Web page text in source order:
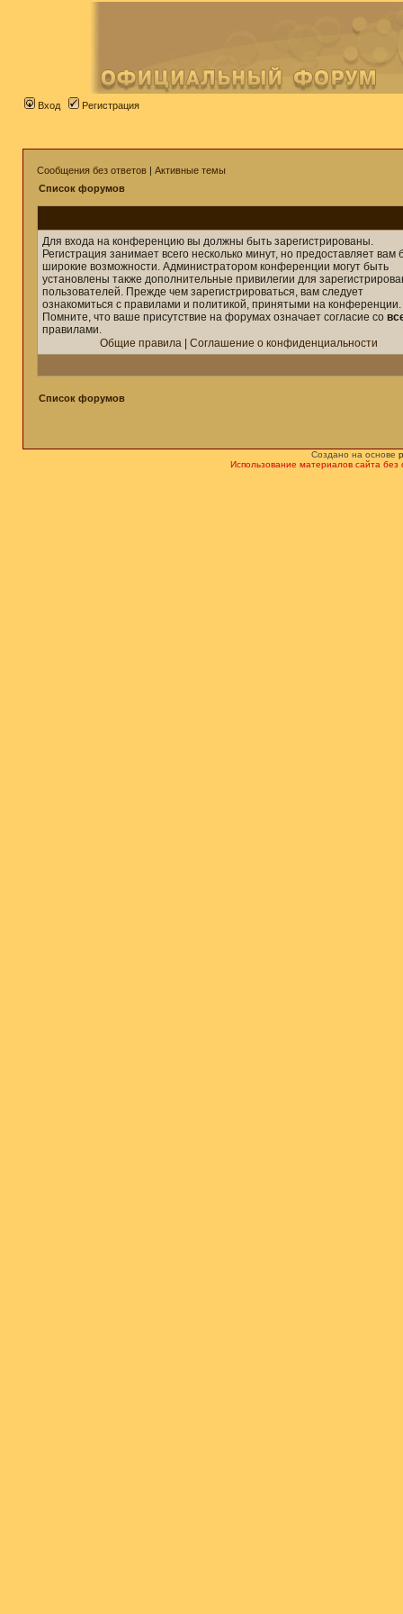
Вход Регистрация
Сообщения без ответов | Активные темы
Список форумов
Для входа на конференцию вы должны быть зарегистрированы.
Регистрация занимает всего несколько минут, но предоставляет вам
широкие возможности. Администратором конференции могут быть
установлены также дополнительные привилегии для
пользователей. Прежде чем зарегистрироваться, вам следует
ознакомиться с правилами и политикой, принятыми на конференции.
Помните, что ваше присутствие на форумах означает согласие со
правилами.
Общие правила
Соглашение о конфиденциальности
Список форумов
Создано на основе
Использование материалов сайта